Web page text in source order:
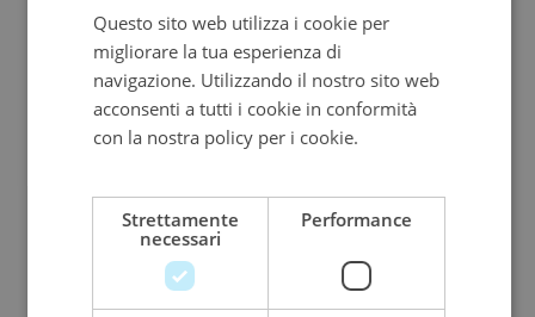
Collezione
Pavé
Diamanti
Questo sito web utilizza i cookie per
migliorare la tua esperienza di
navigazione. Utilizzando il nostro sito web
acconsenti a tutti i cookie in conformità
con la nostra policy per i cookie.
Strettamente
necessari
Performance